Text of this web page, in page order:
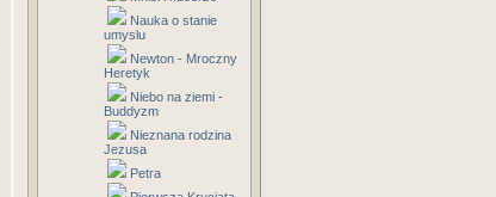
Nauka o stanie
umyslu
Newton - Mroczny
Heretyk
Niebo na ziemi -
Buddyzm
Nieznana rodzina
Jezusa
Petra